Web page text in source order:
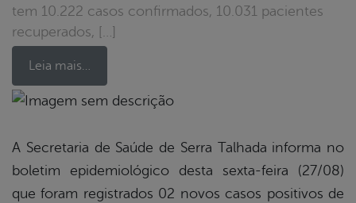
tem 10.222 casos confirmados, 10.031 pacientes
recuperados, […]
Leia mais…
A Secretaria de Saúde de Serra Talhada informa no
boletim epidemiológico desta sexta-feira (27/08)
que foram registrados 02 novos casos positivos de